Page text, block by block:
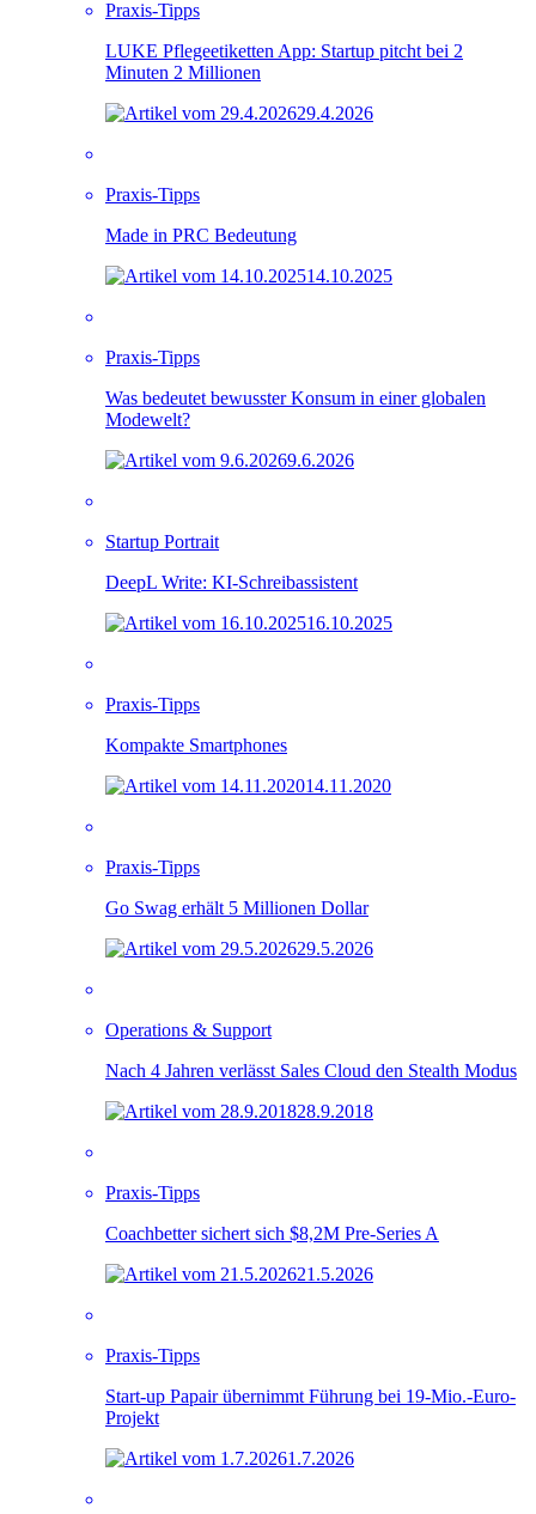
Praxis-Tipps
LUKE Pflegeetiketten App: Startup pitcht bei 2
Minuten 2 Millionen
29.4.2026
Praxis-Tipps
Made in PRC Bedeutung
14.10.2025
Praxis-Tipps
Was bedeutet bewusster Konsum in einer globalen
Modewelt?
9.6.2026
Startup Portrait
DeepL Write: KI-Schreibassistent
16.10.2025
Praxis-Tipps
Kompakte Smartphones
14.11.2020
Praxis-Tipps
Go Swag erhält 5 Millionen Dollar
29.5.2026
Operations & Support
Nach 4 Jahren verlässt Sales Cloud den Stealth Modus
28.9.2018
Praxis-Tipps
Coachbetter sichert sich $8,2M Pre-Series A
21.5.2026
Praxis-Tipps
Start-up Papair übernimmt Führung bei 19-Mio.-Euro-
Projekt
1.7.2026